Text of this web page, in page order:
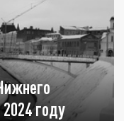
году